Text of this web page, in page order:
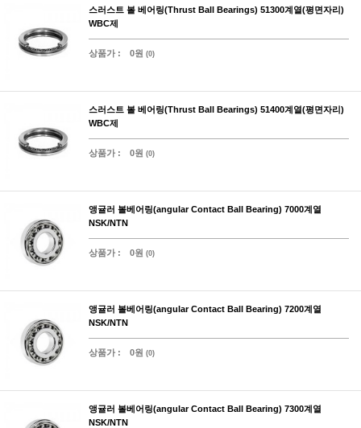
스러스트 볼 베어링(Thrust Ball Bearings) 51300계열(평면자리)
WBC제
상품가 : 0원 (0)
스러스트 볼 베어링(Thrust Ball Bearings) 51400계열(평면자리)
WBC제
상품가 : 0원 (0)
앵귤러 볼베어링(angular Contact Ball Bearing) 7000계열
NSK/NTN
상품가 : 0원 (0)
앵귤러 볼베어링(angular Contact Ball Bearing) 7200계열
NSK/NTN
상품가 : 0원 (0)
앵귤러 볼베어링(angular Contact Ball Bearing) 7300계열
NSK/NTN